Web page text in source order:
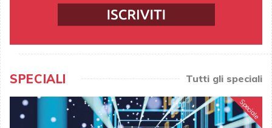
SPECIALI Tutti gli speciali
Speciale